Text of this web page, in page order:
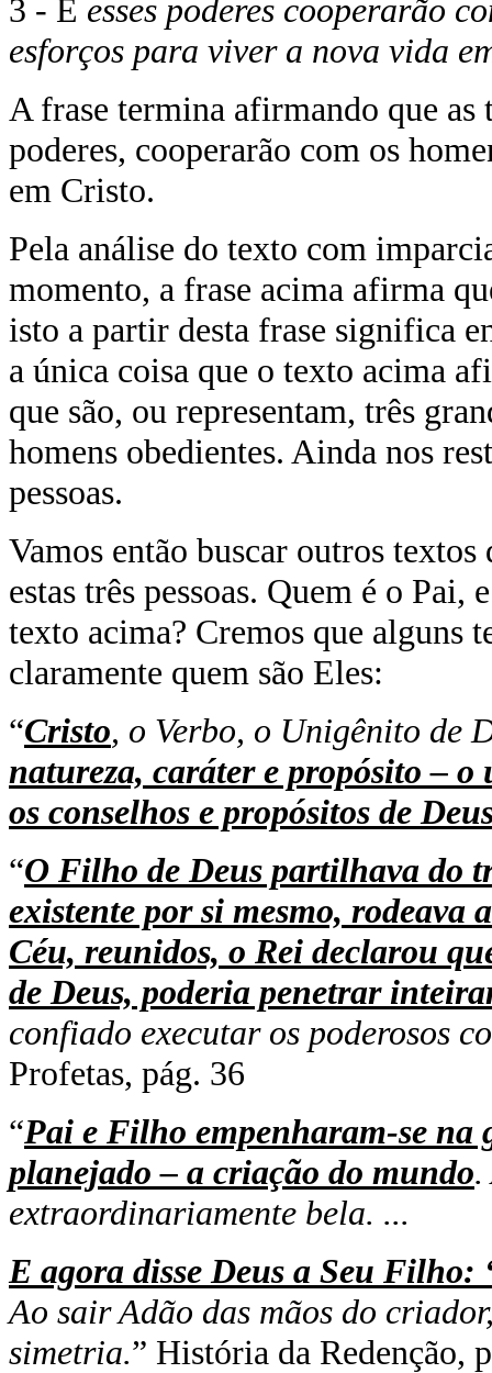
3 - E esses poderes cooperarão
esforços para viver a nova vida
A frase termina afirmando que as
poderes, cooperarão com os
em Cristo.
Pela análise do texto com
momento, a frase acima afirma
isto a partir desta frase significa
a única coisa que o texto acima
que são, ou representam, três
homens obedientes. Ainda nos
pessoas.
Vamos então buscar outros
estas três pessoas. Quem é o
texto acima? Cremos que alguns
claramente quem são Eles:
“Cristo, o Verbo, o Unigênito de
natureza, caráter e propósito –
os conselhos e propósitos de
“O Filho de Deus partilhava do
existente por si mesmo, rodeava
Céu, reunidos, o Rei declarou
de Deus, poderia penetrar
confiado executar os poderosos
Profetas, pág. 36
“Pai e Filho empenharam-se na
planejado – a criação do mundo.
extraordinariamente bela. ...
E agora disse Deus a Seu Filho:
Ao sair Adão das mãos do
simetria.” História da Redenção,